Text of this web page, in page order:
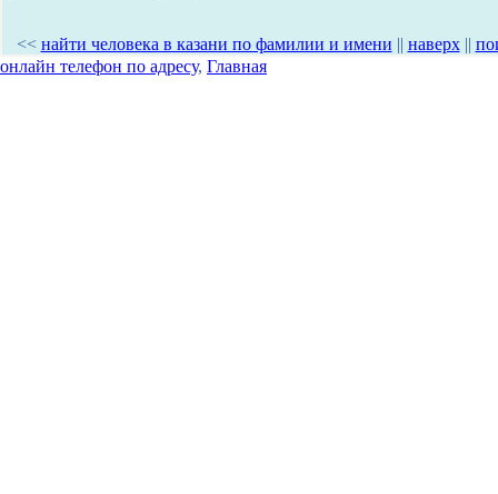
<< найти человека в казани по фамилии и имени || наверх||
онлайн телефон по адресу, Главная